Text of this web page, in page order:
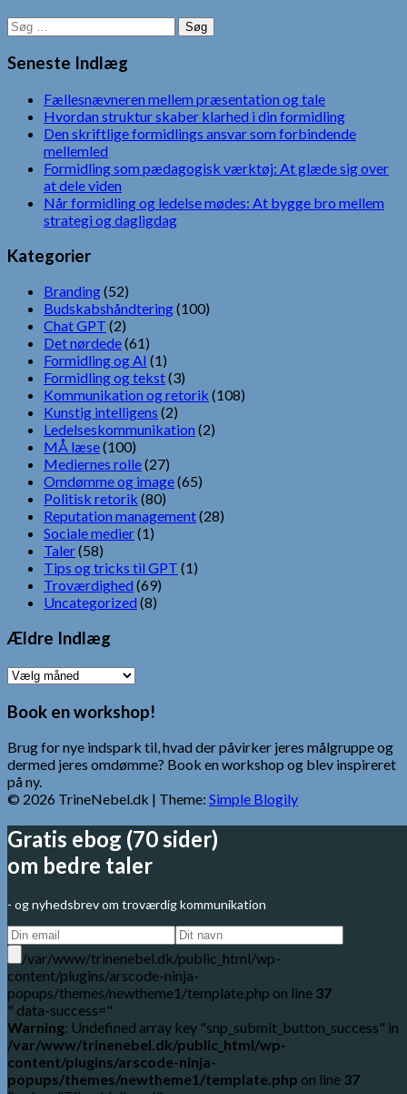
Søg
efter:
Seneste Indlæg
Fællesnævneren mellem præsentation og tale
Hvordan struktur skaber klarhed i din formidling
Den skriftlige formidlings ansvar som forbindende
mellemled
Formidling som pædagogisk værktøj: At glæde sig over
at dele viden
Når formidling og ledelse mødes: At bygge bro mellem
strategi og dagligdag
Kategorier
Branding(52)
Budskabshåndtering(100)
Chat GPT (2)
Det nørdede(61)
Formidling og AI (1)
Formidling og tekst(3)
Kommunikation og retorik (108)
Kunstig intelligens (2)
Ledelseskommunikation (2)
MÅ læse(100)
Mediernes rolle(27)
Omdømme og image(65)
Politisk retorik (80)
Reputation management(28)
Sociale medier(1)
Taler(58)
Tips og tricks til GPT (1)
Troværdighed (69)
Uncategorized (8)
Ældre Indlæg
Ældre
Indlæg
Book en workshop!
Brug for nye indspark til, hvad der påvirker jeres målgruppe og
dermed jeres omdømme? Book en workshop og blev inspireret
på ny.
© 2026 TrineNebel.dk | Theme: Simple Blogily
Gratis ebog (70 sider)
om bedre taler
- og nyhedsbrev om troværdig kommunikation
/var/www/trinenebel.dk/public_html/wp-
content/plugins/arscode-ninja-
popups/themes/newtheme1/template.php on line 37
" data-success="
Warning: Undefined array key "snp_submit_button_success" in
/var/www/trinenebel.dk/public_html/wp-
content/plugins/arscode-ninja-
popups/themes/newtheme1/template.php on line 37